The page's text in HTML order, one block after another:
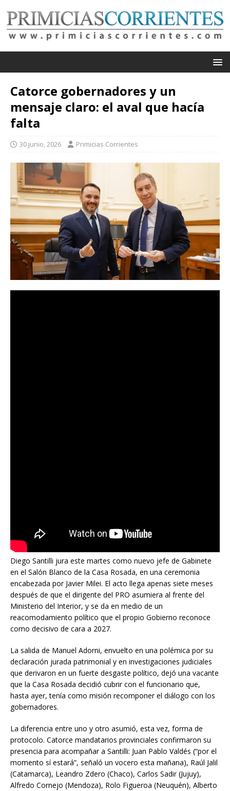
Catorce gobernadores y un
mensaje claro: el aval que hacía
falta
30 junio, 2026 Primicias Corrientes
Diego Santilli jura este martes como nuevo jefe de Gabinete
en el Salón Blanco de la Casa Rosada, en una ceremonia
encabezada por Javier Milei. El acto llega apenas siete meses
después de que el dirigente del PRO asumiera al frente del
Ministerio del Interior, y se da en medio de un
reacomodamiento político que el propio Gobierno reconoce
como decisivo de cara a 2027.
La salida de Manuel Adorni, envuelto en una polémica por su
declaración jurada patrimonial y en investigaciones judiciales
que derivaron en un fuerte desgaste político, dejó una vacante
que la Casa Rosada decidió cubrir con el funcionario que,
hasta ayer, tenía como misión recomponer el diálogo con los
gobernadores.
La diferencia entre uno y otro asumió, esta vez, forma de
protocolo. Catorce mandatarios provinciales confirmaron su
presencia para acompañar a Santilli: Juan Pablo Valdés (“por el
momento sí estará”, señaló un vocero esta mañana), Raúl Jalil
(Catamarca), Leandro Zdero (Chaco), Carlos Sadir (Jujuy),
Alfredo Cornejo (Mendoza), Rolo Figueroa (Neuquén), Alberto